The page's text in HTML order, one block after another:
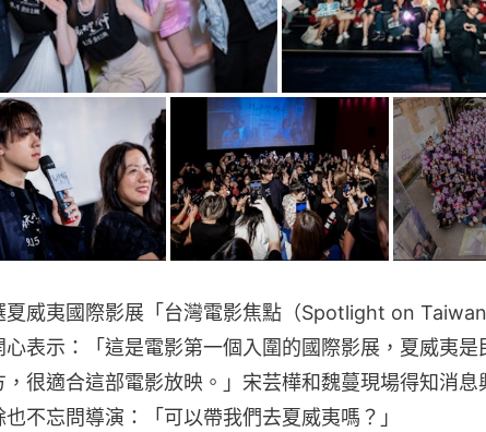
夏威夷國際影展「台灣電影焦點（Spotlight on
心表示：「這是電影第一個入圍的國際影展，夏威夷是
，很適合這部電影放映。」宋芸樺和魏蔓現場得知消息
也不忘問導演：「可以帶我們去夏威夷嗎？」